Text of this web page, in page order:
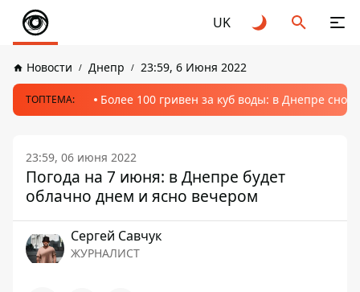
UK
Новости Днепр 23:59, 6 Июня 2022
ТОПТЕМА: Более 100 гривен за куб воды: в Днепре
23:59, 06 июня 2022
Погода на 7 июня: в Днепре будет
облачно днем и ясно вечером
Сергей Савчук
ЖУРНАЛИСТ